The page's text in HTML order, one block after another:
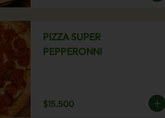
PIZZA SUPER
PEPPERONNI
$15.500